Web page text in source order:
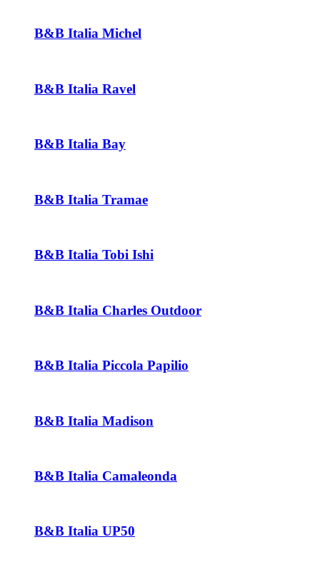
B&B Italia Michel
B&B Italia Ravel
B&B Italia Bay
B&B Italia Tramae
B&B Italia Tobi Ishi
B&B Italia Charles Outdoor
B&B Italia Piccola Papilio
B&B Italia Madison
B&B Italia Camaleonda
B&B Italia UP50